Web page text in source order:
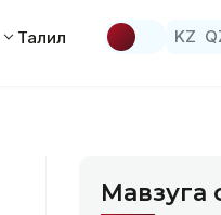
Таҳлил KZ
Мавзуга